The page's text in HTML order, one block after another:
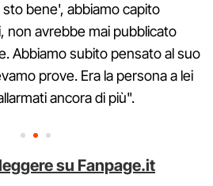
bene', abbiamo capito
non avrebbe mai pubblicato
Abbiamo subito pensato al suo
prove. Era la persona a lei
ancora di più".
su Fanpage.it